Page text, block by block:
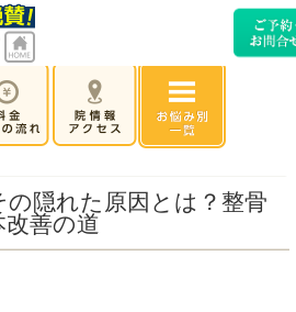
の隠れた原因とは？整骨
善の道